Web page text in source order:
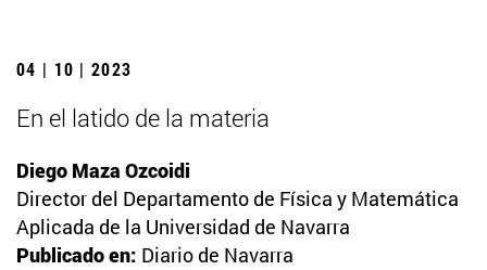
04 | 10 | 2023
En el latido de la materia
Diego Maza Ozcoidi
Director del Departamento de Física y Matemática
Aplicada de la Universidad de Navarra
Publicado en: Diario de Navarra